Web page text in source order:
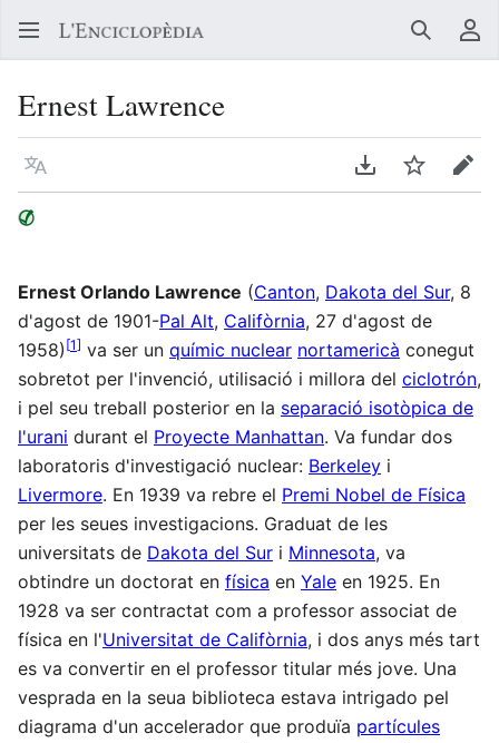
Buscar
Ernest Lawrence
Llegir en un atre idioma Descarregar en
Vigilar
Ernest Orlando Lawrence (Canton, Dakota del Sur, 8
d'agost de 1901-Pal Alt, Califòrnia, 27 d'agost de
1958) [1] va ser un químic nuclear nortamericà conegut
sobretot per l'invenció, utilisació i millora del ciclotrón,
i pel seu treball posterior en la separació isotòpica de
l'urani durant el Proyecte Manhattan. Va fundar dos
laboratoris d'investigació nuclear: Berkeley i
Livermore. En 1939 va rebre el Premi Nobel de Física
per les seues investigacions. Graduat de les
universitats de Dakota del Sur i Minnesota, va
obtindre un doctorat en física en Yale en 1925. En
1928 va ser contractat com a professor associat de
física en l'Universitat de Califòrnia, i dos anys més tart
es va convertir en el professor titular més jove. Una
vesprada en la seua biblioteca estava intrigado pel
diagrama d'un accelerador que produïa partícules